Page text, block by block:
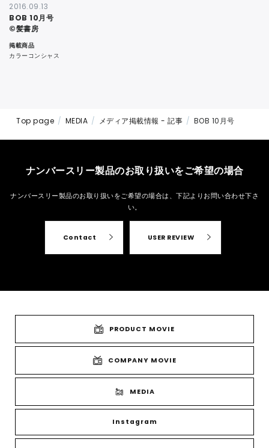
2016.09.13
BOB 10月号
©髪書房
掲載商品
カラーコンシャス
Top page MEDIA メディア掲載情報 - 記事 BOB 10月号
ナンバースリー製品のお取り扱いをご希望の場合
ナンバースリー製品のお取り扱いをご希望の場合は、 下記よりお問い合わせ下さ
い。
Contact USER REVIEW
PRODUCT MOVIE
COMPANY MOVIE
MEDIA
Instagram